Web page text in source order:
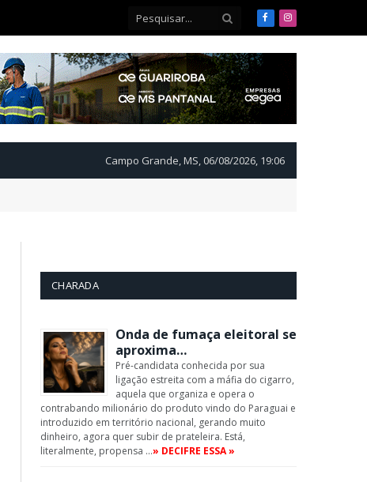
FacebookInstagram
Campo Grande, MS, 06/08/2026, 19:06
CHARADA
Onda de fumaça eleitoral se
aproxima…
Pré-candidata conhecida por sua
ligação estreita com a máfia do cigarro,
aquela que organiza e opera o
contrabando milionário do produto vindo do Paraguai e
introduzido em território nacional, gerando muito
dinheiro, agora quer subir de prateleira. Está,
literalmente, propensa …» DECIFRE ESSA »